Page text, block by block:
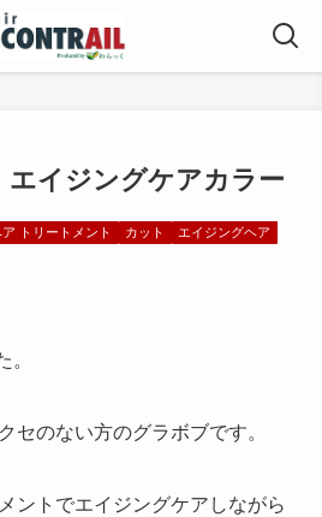
エイジングケアカラー
トリートメント カット エイジングヘア
セのない方のグラボブです。
ントでエイジングケアしながら